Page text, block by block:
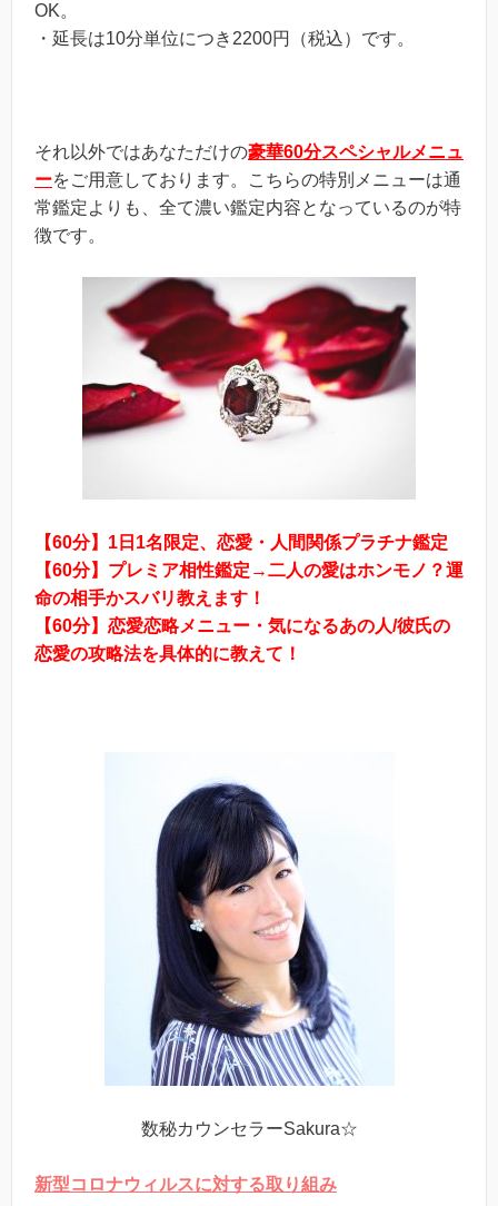
OK。
・延長は10分単位につき2200円（税込）です。
それ以外ではあなただけの豪華60分スペシャルメニュ
ーをご用意しております。こちらの特別メニューは通
常鑑定よりも、全て濃い鑑定内容となっているのが特
徴です。
【60分】1日1名限定、恋愛・人間関係プラチナ鑑定
【60分】プレミア相性鑑定→二人の愛はホンモノ？運
命の相手かスバリ教えます！
【60分】恋愛恋略メニュー・気になるあの人/彼氏の
恋愛の攻略法を具体的に教えて！
数秘カウンセラーSakura☆
新型コロナウィルスに対する取り組み